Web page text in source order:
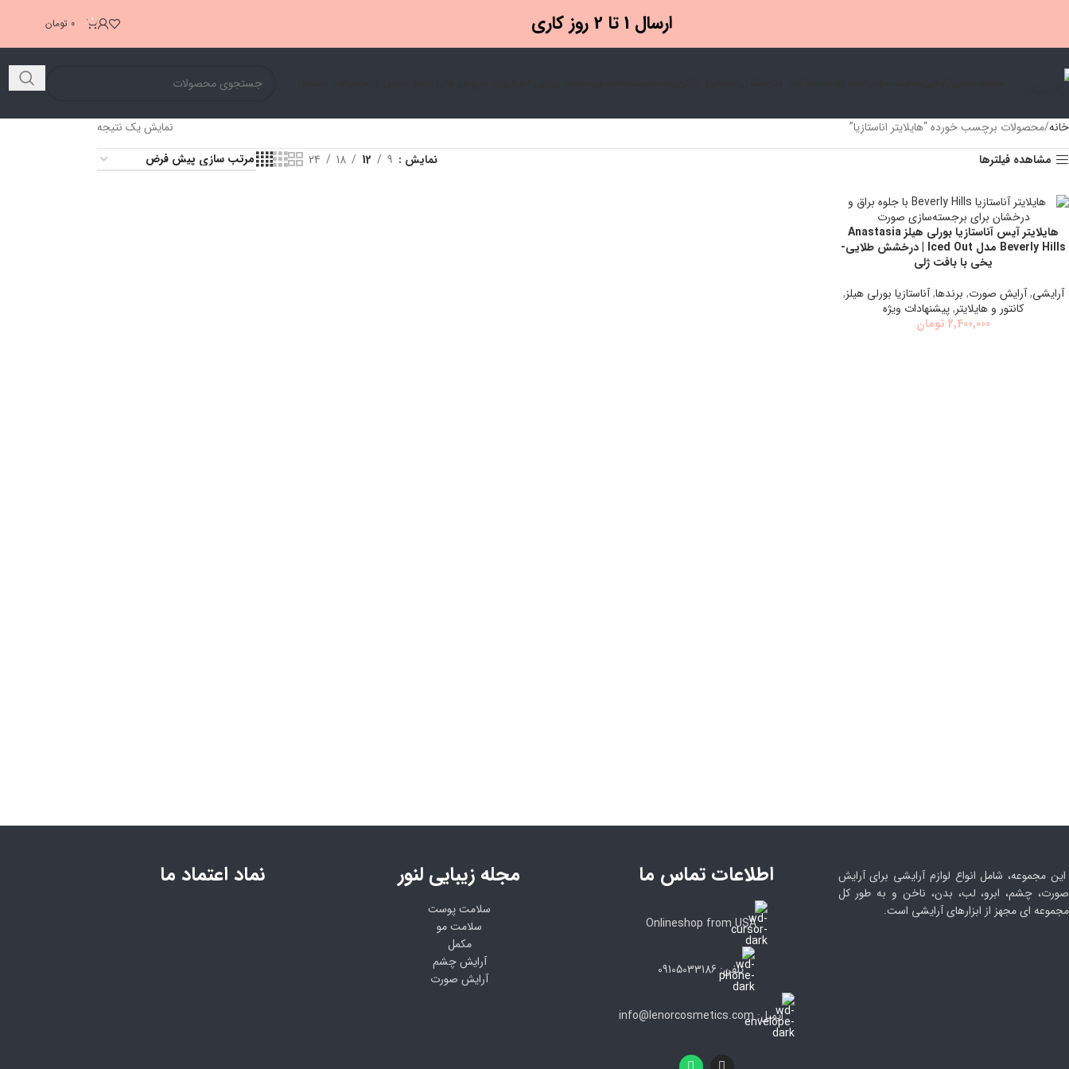
ارسال 1 تا 2 روز کاری 0
0 تومان
خانه محصولات برچسب خورده “هايلايتر اناستازيا”
نمایش یک نتیجه
مشاهده فیلترها
نمایش 9
12
18
24
افزودن به سبد خرید
هایلایتر آیس آناستازیا بورلی هیلز Anastasia
Beverly Hills مدل Iced Out | درخشش طلایی-
یخی با بافت ژلی
آرایشی,آرايش صورت, برندها,آناستازيا بورلي هيلز,
كانتور و هايلايتر,پیشنهادات ویژه
2,400,000 تومان
این مجموعه، شامل انواع لوازم آرایشی برای آرایش
صورت، چشم، ابرو، لب، بدن، ناخن و به طور کل
مجموعه ای مجهز از ابزارهای آرایشی است.
اطلاعات تماس ما
Onlineshop from USA
تلفن: 09105033186
ایمیل: info@lenorcosmetics.com
مجله زیبایی لنور
سلامت پوست
سلامت مو
مکمل
آرایش چشم
آرایش صورت
نماد اعتماد ما